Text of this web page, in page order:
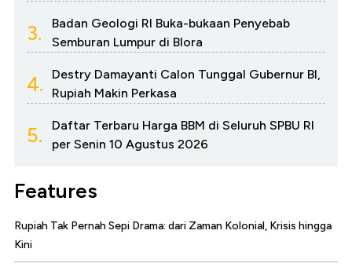
3.
Badan Geologi RI Buka-bukaan Penyebab
Semburan Lumpur di Blora
4.
Destry Damayanti Calon Tunggal Gubernur BI,
Rupiah Makin Perkasa
5.
Daftar Terbaru Harga BBM di Seluruh SPBU RI
per Senin 10 Agustus 2026
Features
Rupiah Tak Pernah Sepi Drama: dari Zaman Kolonial, Krisis hingga
Kini